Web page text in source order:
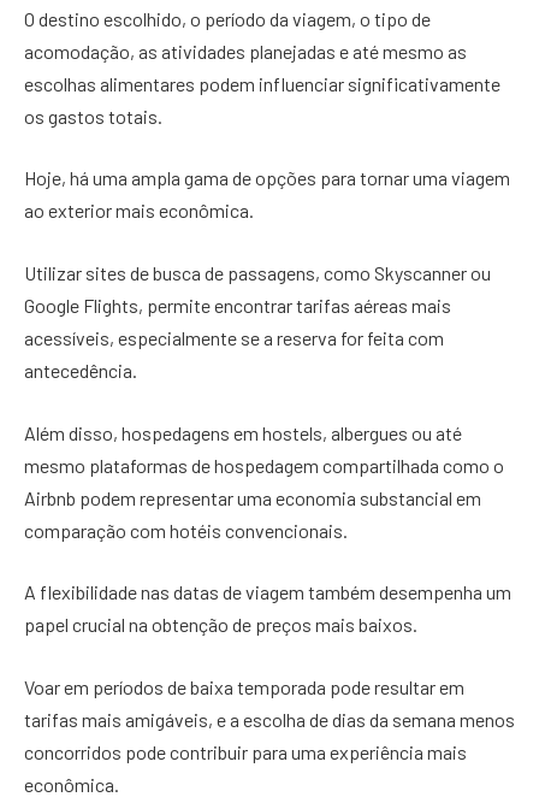
O destino escolhido, o período da viagem, o tipo de
acomodação, as atividades planejadas e até mesmo as
escolhas alimentares podem influenciar significativamente
os gastos totais.
Hoje, há uma ampla gama de opções para tornar uma viagem
ao exterior mais econômica.
Utilizar sites de busca de passagens, como Skyscanner ou
Google Flights, permite encontrar tarifas aéreas mais
acessíveis, especialmente se a reserva for feita com
antecedência.
Além disso, hospedagens em hostels, albergues ou até
mesmo plataformas de hospedagem compartilhada como o
Airbnb podem representar uma economia substancial em
comparação com hotéis convencionais.
A flexibilidade nas datas de viagem também desempenha um
papel crucial na obtenção de preços mais baixos.
Voar em períodos de baixa temporada pode resultar em
tarifas mais amigáveis, e a escolha de dias da semana menos
concorridos pode contribuir para uma experiência mais
econômica.